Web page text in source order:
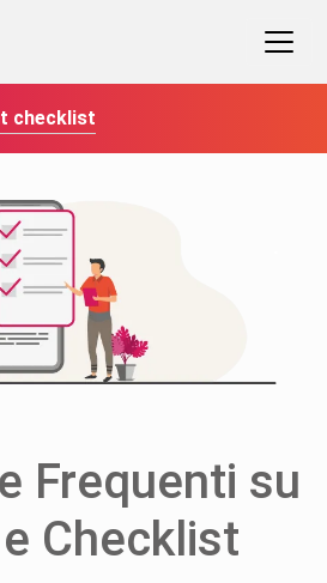
checklist
Frequenti su
Checklist